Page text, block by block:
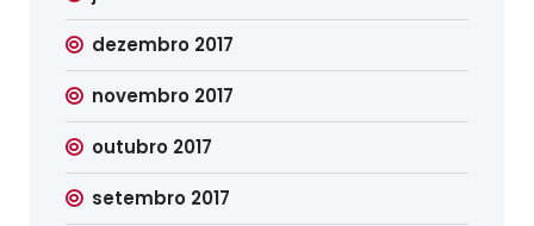
dezembro 2017
novembro 2017
outubro 2017
setembro 2017